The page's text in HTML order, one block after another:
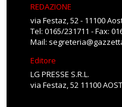
REDAZIONE
via Festaz, 52 - 11100
Tel: 0165/231711 - Fax:
Mail:
Editore
LG PRESSE S.R.L.
via Festaz, 52 11100